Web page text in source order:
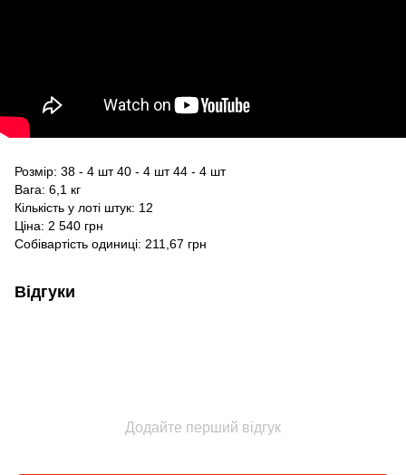
Розмір: 38 - 4 шт 40 - 4 шт 44 - 4 шт
Вага: 6,1 кг
Кількість у лоті штук: 12
Ціна: 2 540 грн
Собівартість одиниці: 211,67 грн
Відгуки
Додайте перший відгук